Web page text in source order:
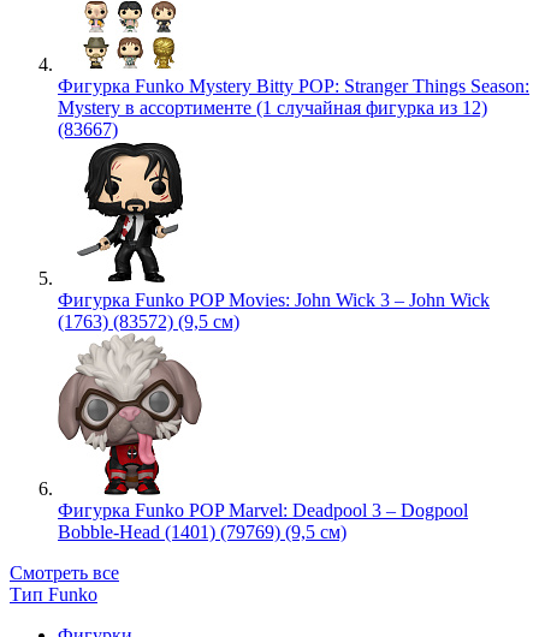
Фигурка Funko Mystery Bitty POP: Stranger Things Season:
Mystery в ассортименте (1 случайная фигурка из 12)
(83667)
Фигурка Funko POP Movies: John Wick 3 – John Wick
(1763) (83572) (9,5 см)
Фигурка Funko POP Marvel: Deadpool 3 – Dogpool
Bobble-Head (1401) (79769) (9,5 см)
Смотреть все
Тип Funko